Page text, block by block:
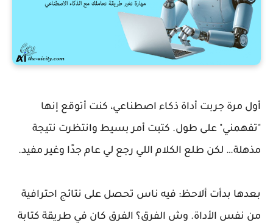
أول مرة جربت أداة ذكاء اصطناعي، كنت أتوقع إنها
"تفهمني" على طول. كتبت أمر بسيط وانتظرت نتيجة
مذهلة… لكن طلع الكلام اللي رجع لي عام جدًا وغير مفيد.
بعدها بدأت ألاحظ: فيه ناس تحصل على نتائج احترافية
من نفس الأداة. وش الفرق؟ الفرق كان في طريقة كتابة